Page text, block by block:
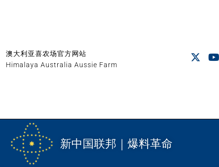
澳大利亚喜农场官方网站
Himalaya Australia Aussie Farm
新中国联邦｜爆料革命